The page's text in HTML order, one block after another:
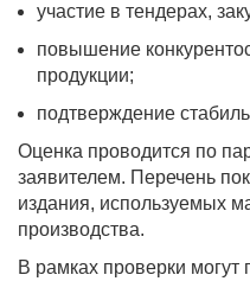
участие в тендерах,
повышение
продукции;
подтверждение
Оценка проводится по
заявителем. Перечень
издания, используемых
производства.
В рамках проверки могут